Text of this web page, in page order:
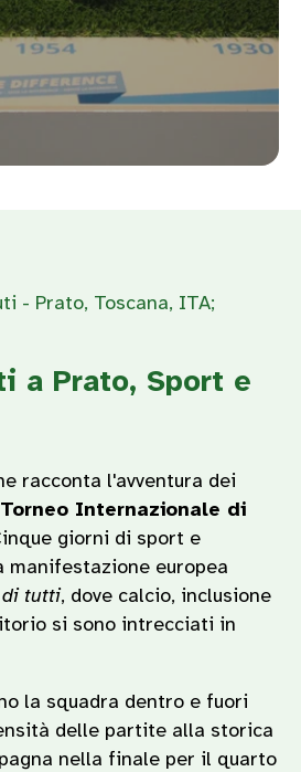
- Prato, Toscana, ITA;
a Prato, Sport e
racconta l'avventura dei
Torneo Internazionale di
giorni di sport e
manifestazione europea
tutti, dove calcio, inclusione
si sono intrecciati in
la squadra dentro e fuori
delle partite alla storica
nella finale per il quarto